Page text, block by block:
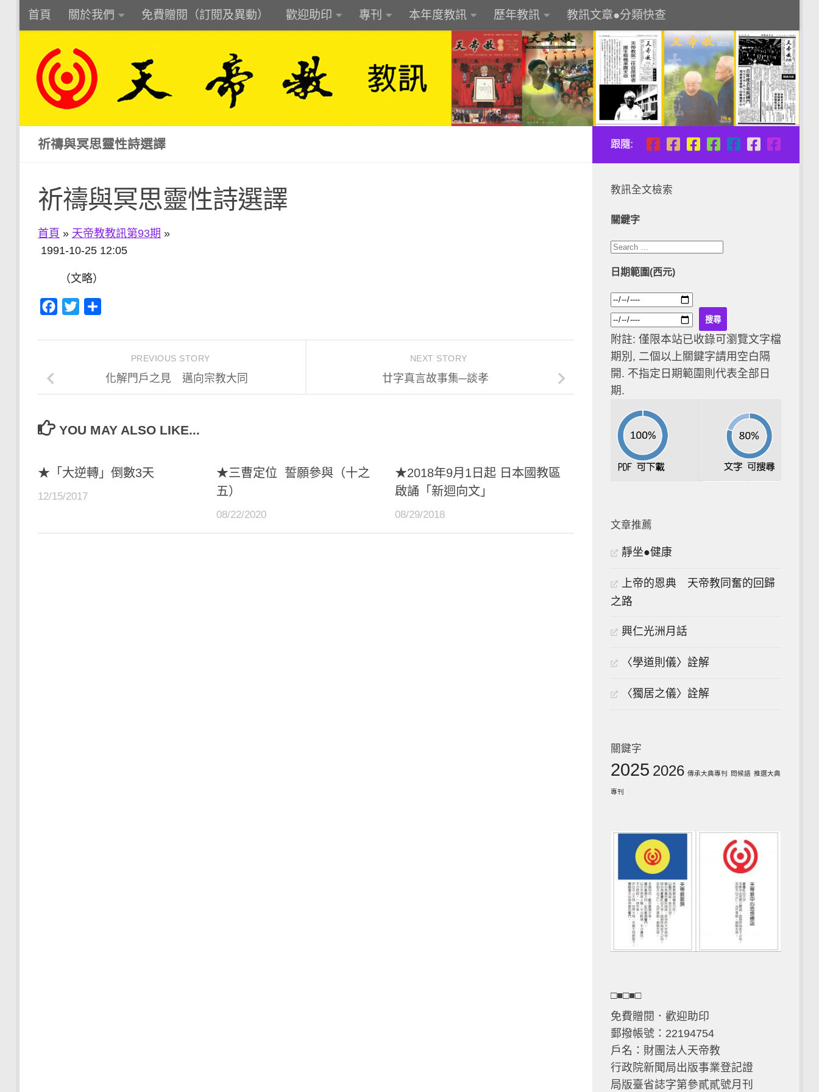
Skip to content
首頁 關於我們 免費贈閱（訂閱及異動） 歡迎助印 專刊 本年度教訊 歷年教訊 教訊文章●分類快查
祈禱與冥思靈性詩選譯
祈禱與冥思靈性詩選譯
首頁 » 天帝教教訊第93期 »
1991-10-25 12:05
（文略）
Facebook
Twitter
NEXT STORY
廿字真言故事集─談孝
PREVIOUS STORY
化解門戶之見 邁向宗教大同
YOU MAY ALSO LIKE...
★「大逆轉」倒數3天
12/15/2017
★三曹定位 誓願參與（十之
五）
08/22/2020
★2018年9月1日起 日本國教區
啟誦「新迴向文」
08/29/2018
跟隨:
教訊全文檢索
關鍵字
日期範圍(西元)
附註: 僅限本站已收錄可瀏覽文字檔
期別, 二個以上關鍵字請用空白隔
開. 不指定日期範圍則代表全部日
期.
文章推薦
靜坐●健康
上帝的恩典 天帝教同奮的回歸
之路
興仁光洲月話
〈學道則儀〉詮解
〈獨居之儀〉詮解
關鍵字
2025 2026 傳承大典專刊 問候語 推選大典
專刊
□■□■□
免費贈閱．歡迎助印
郵撥帳號：22194754
戶名：財團法人天帝教
行政院新聞局出版事業登記證
局版臺省誌字第參貳貳號月刊